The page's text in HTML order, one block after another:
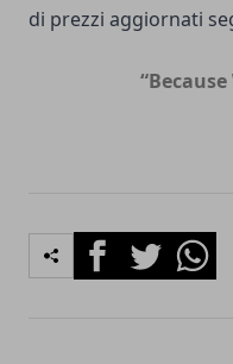
di prezzi aggiornati
FacebookTwitter